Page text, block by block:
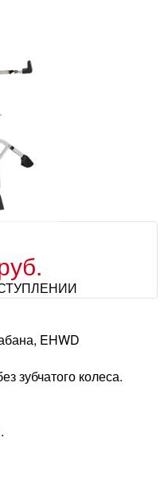
EHWD
зубчатого колеса.